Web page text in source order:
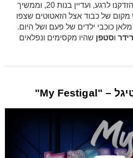
המהממות, שנראה שלא הזדקנו לרגע, ועדיין בנות 20, וממשיך
מקום של כבוד אצל הזאטוטים שצפו
כוכבי ילדים של פעם ושל היום.
וסטפן שהיו מקסימים ונפלאים